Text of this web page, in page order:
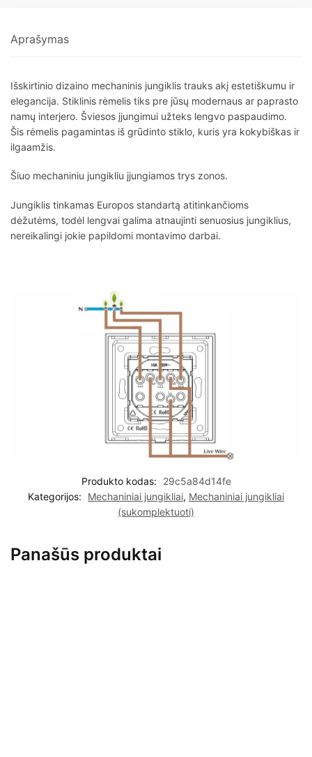
Aprašymas
Išskirtinio dizaino mechaninis jungiklis trauks akį estetiškumu ir
elegancija. Stiklinis rėmelis tiks pre jūsų modernaus ar paprasto
namų interjero. Šviesos įjungimui užteks lengvo paspaudimo.
Šis rėmelis pagamintas iš grūdinto stiklo, kuris yra kokybiškas ir
ilgaamžis.
Šiuo mechaniniu jungikliu įjungiamos trys zonos.
Jungiklis tinkamas Europos standartą atitinkančioms
dėžutėms, todėl lengvai galima atnaujinti senuosius jungiklius,
nereikalingi jokie papildomi montavimo darbai.
Produkto kodas:
29c5a84d14fe
Kategorijos:
Mechaniniai jungikliai, Mechaniniai jungikliai
(sukomplektuoti)
Panašūs produktai